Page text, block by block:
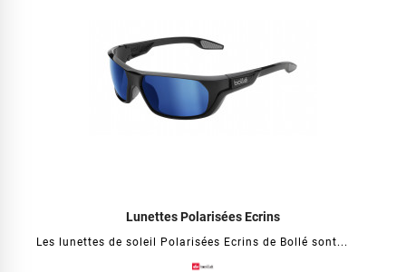
Lunettes Polarisées Ecrins
Les lunettes de soleil Polarisées Ecrins de Bollé sont...